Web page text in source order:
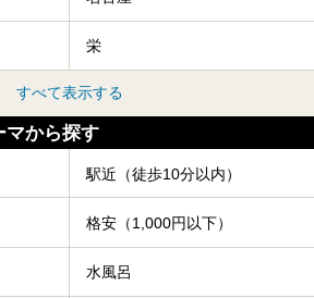
栄
すべて表示する
マから探す
駅近（徒歩10分以内）
格安（1,000円以下）
水風呂